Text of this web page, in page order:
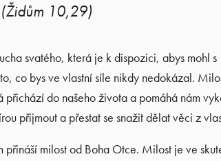
10,29)
svatého, která je k dispozici, abys mohl s
co bys ve vlastní síle nikdy nedokázal.
přichází do našeho života a pomáhá nám
přijmout a přestat se snažit dělat věci z
přináší milost od Boha Otce. Milost je ve